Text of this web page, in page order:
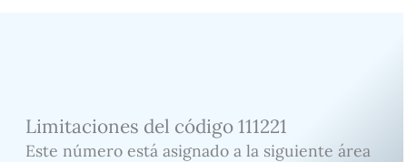
Limitaciones del código 111221
Este número está asignado a la siguiente área